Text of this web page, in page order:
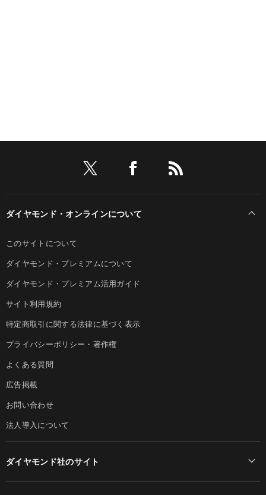
ダイヤモンド・オンラインについて
このサイトについて
ダイヤモンド・プレミアムについて
ダイヤモンド・プレミアム活用ガイド
サイト利用規約
特定商取引に関する法律に基づく表示
プライバシーポリシー・著作権
よくある質問
広告掲載
お問い合わせ
法人導入について
ダイヤモンド社のサイト